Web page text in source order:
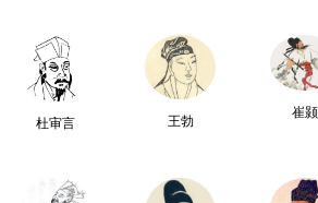
杜审言 王勃
崔颢